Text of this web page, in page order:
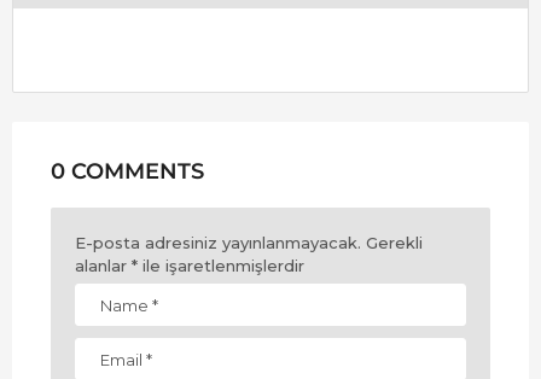
0 COMMENTS
E-posta adresiniz yayınlanmayacak. Gerekli
alanlar * ile işaretlenmişlerdir